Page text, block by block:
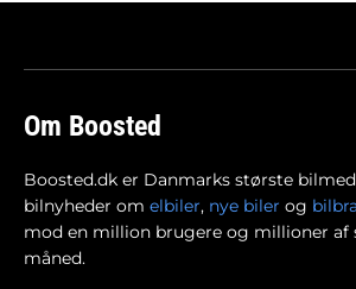
Om Boosted
Boosted.dk er Danmarks største
bilnyheder om elbiler, nye biler og
mod en million brugere og millioner af
måned.